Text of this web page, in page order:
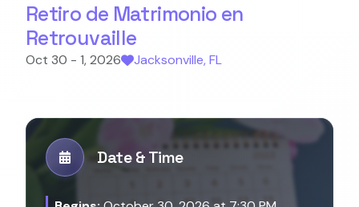
Retiro de Matrimonio en
Retrouvaille
Oct 30 - 1, 2026 Jacksonville, FL
Date & Time